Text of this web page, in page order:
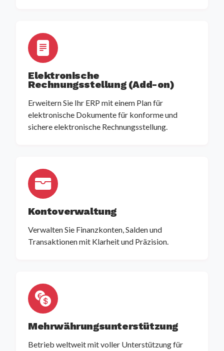
Elektronische
Rechnungsstellung (Add-on)
Erweitern Sie Ihr ERP mit einem Plan für
elektronische Dokumente für konforme und
sichere elektronische Rechnungsstellung.
Kontoverwaltung
Verwalten Sie Finanzkonten, Salden und
Transaktionen mit Klarheit und Präzision.
Mehrwährungsunterstützung
Betrieb weltweit mit voller Unterstützung für